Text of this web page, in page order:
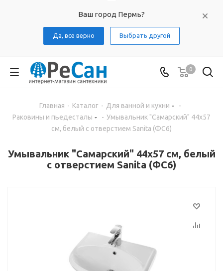
Ваш город Пермь?
Да, все верно Выбрать другой
0
Главная - Каталог - Для ванной и кухни
-
Раковины и пьедесталы
- Умывальник "Самарский" 44х57
см, белый с отверстием Sanita (ФС6)
Умывальник "Самарский" 44х57 см, белый
с отверстием Sanita (ФС6)